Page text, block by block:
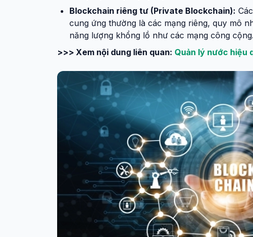
Blockchain riêng tư (Private Blockchain):
cung ứng thường là các mạng riêng, quy mô
năng lượng khổng lồ như các mạng công cộng.
>>> Xem nội dung liên quan: Quản lý nước hiệu